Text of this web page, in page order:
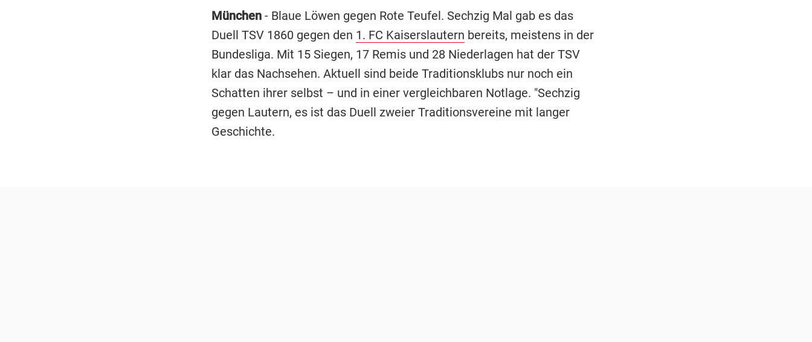
München- Blaue Löwen gegen Rote Teufel. Sechzig Mal gab es das
Duell TSV 1860 gegen den 1. FC Kaiserslautern bereits, meistens in der
Bundesliga. Mit 15 Siegen, 17 Remis und 28 Niederlagen hat der TSV
klar das Nachsehen. Aktuell sind beide Traditionsklubs nur noch ein
Schatten ihrer selbst – und in einer vergleichbaren Notlage. "Sechzig
gegen Lautern, es ist das Duell zweier Traditionsvereine mit langer
Geschichte.